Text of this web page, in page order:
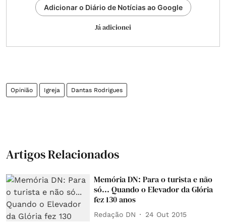
Adicionar o Diário de Notícias ao Google
Já adicionei
Opinião Igreja Dantas Rodrigues
Artigos Relacionados
Memória DN: Para o turista e não
só... Quando o Elevador da Glória
fez 130 anos
Redação DN 24 Out 2015